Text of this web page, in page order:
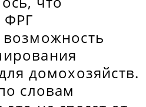
ФРГ
возможность
домохозяйств.
словам